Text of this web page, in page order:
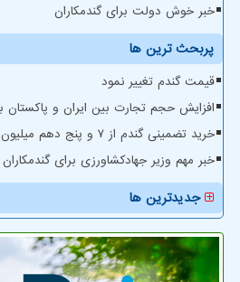
خبر خوش دولت برای گندمکاران
پربحث ترین ها
قیمت گندم تغییر نمود
افزایش حجم تجارت بین ایران و پاکستان به رقم 10
خرید تضمینی گندم از ۷ و پنج دهم میلیون تن گذشت
خبر مهم وزیر جهادکشاورزی برای گندمکاران
جدیدترین ها